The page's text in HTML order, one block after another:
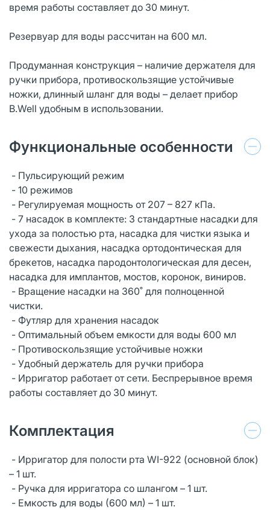
время работы составляет до 30 минут.
Резервуар для воды рассчитан на 600 мл.
Продуманная конструкция – наличие держателя для
ручки прибора, противоскользящие устойчивые
ножки, длинный шланг для воды – делает прибор
B.Well удобным в использовании.
Функциональные особенности
- Пульсирующий режим
- 10 режимов
- Регулируемая мощность от 207 – 827 кПа.
- 7 насадок в комплекте: 3 стандартные насадки для
ухода за полостью рта, насадка для чистки языка и
свежести дыхания, насадка ортодонтическая для
брекетов, насадка пародонтологическая для десен,
насадка для имплантов, мостов, коронок, виниров.
- Вращение насадки на 360˚ для полноценной
чистки.
- Футляр для хранения насадок
- Оптимальный объем емкости для воды 600 мл
- Противоскользящие устойчивые ножки
- Удобный держатель для ручки прибора
- Ирригатор работает от сети. Беспрерывное время
работы составляет до 30 минут.
Комплектация
- Ирригатор для полости рта WI-922 (основной блок)
– 1 шт.
- Ручка для ирригатора со шлангом – 1 шт.
- Емкость для воды (600 мл) – 1 шт.